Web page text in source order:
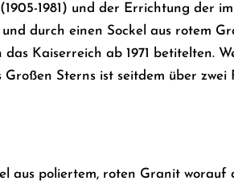
(1905-1981) und der Errichtung der
durch einen Sockel aus rotem
Kaiserreich ab 1971 betitelten.
Sterns ist seitdem über
aus poliertem, roten Granit